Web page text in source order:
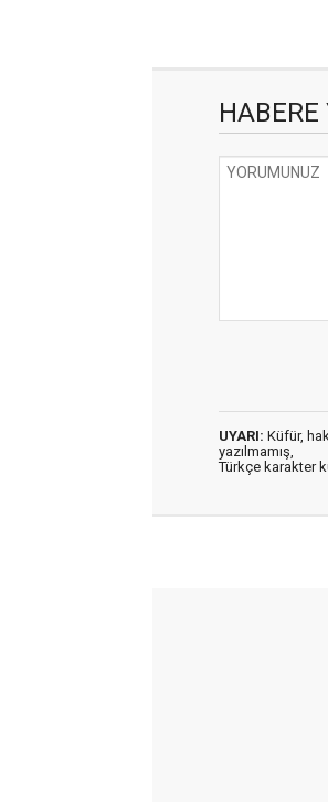
HABERE
UYARI: Küfür,
yazılmamış,
Türkçe karakter